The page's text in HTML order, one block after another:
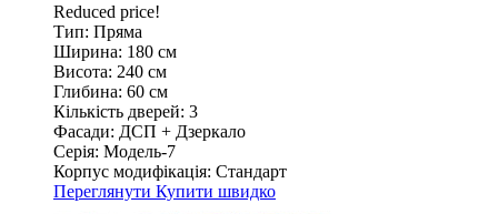
Reduced price!
Тип: Пряма
Ширина: 180 см
Висота: 240 см
Глибина: 60 см
Кількість дверей: 3
Фасади: ДСП + Дзеркало
Серія: Модель-7
Корпус модифікація: Стандарт
Переглянути Купити швидко